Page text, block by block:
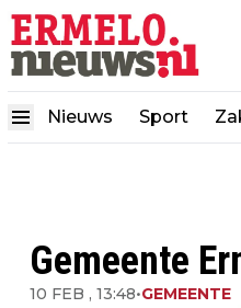
Nieuws Sport
Gemeente
10 FEB , 13:48•GEMEENTE